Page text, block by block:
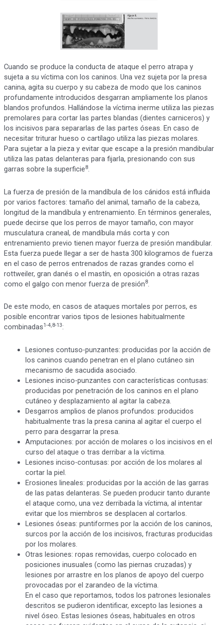
Cuando se produce la conducta de ataque el perro atrapa y
sujeta a su víctima con los caninos. Una vez sujeta por la presa
canina, agita su cuerpo y su cabeza de modo que los caninos
profundamente introducidos desgarran ampliamente los planos
blandos profundos. Hallándose la víctima inerme utiliza las piezas
premolares para cortar las partes blandas (dientes carniceros) y
los incisivos para separarlas de las partes óseas. En caso de
necesitar triturar hueso o cartílago utiliza las piezas molares.
Para sujetar a la pieza y evitar que escape a la presión mandibular
utiliza las patas delanteras para fijarla, presionando con sus
garras sobre la superficie8.
La fuerza de presión de la mandíbula de los cánidos está influida
por varios factores: tamaño del animal, tamaño de la cabeza,
longitud de la mandíbula y entrenamiento. En términos generales,
puede decirse que los perros de mayor tamaño, con mayor
musculatura craneal, de mandíbula más corta y con
entrenamiento previo tienen mayor fuerza de presión mandibular.
Esta fuerza puede llegar a ser de hasta 300 kilogramos de fuerza
en el caso de perros entrenados de razas grandes como el
rottweiler, gran danés o el mastín, en oposición a otras razas
como el galgo con menor fuerza de presión8.
De este modo, en casos de ataques mortales por perros, es
posible encontrar varios tipos de lesiones habitualmente
combinadas1-4,8-13:
Lesiones contuso-punzantes: producidas por la acción de
los caninos cuando penetran en el plano cutáneo sin
mecanismo de sacudida asociado.
Lesiones inciso-punzantes con características contusas:
producidas por penetración de los caninos en el plano
cutáneo y desplazamiento al agitar la cabeza.
Desgarros amplios de planos profundos: producidos
habitualmente tras la presa canina al agitar el cuerpo el
perro para desgarrar la presa.
Amputaciones: por acción de molares o los incisivos en el
curso del ataque o tras derribar a la víctima.
Lesiones inciso-contusas: por acción de los molares al
cortar la piel.
Erosiones lineales: producidas por la acción de las garras
de las patas delanteras. Se pueden producir tanto durante
el ataque como, una vez derribada la víctima, al intentar
evitar que los miembros se desplacen al cortarlos.
Lesiones óseas: puntiformes por la acción de los caninos,
surcos por la acción de los incisivos, fracturas producidas
por los molares.
Otras lesiones: ropas removidas, cuerpo colocado en
posiciones inusuales (como las piernas cruzadas) y
lesiones por arrastre en los planos de apoyo del cuerpo
provocadas por el zarandeo de la víctima.
En el caso que reportamos, todos los patrones lesionales
descritos se pudieron identificar, excepto las lesiones a
nivel óseo. Estas lesiones óseas, habituales en otros